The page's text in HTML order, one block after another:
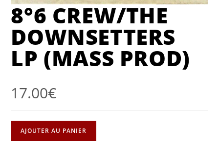
8°6 CREW/THE
DOWNSETTERS
LP (MASS PROD)
17.00€
AJOUTER AU PANIER